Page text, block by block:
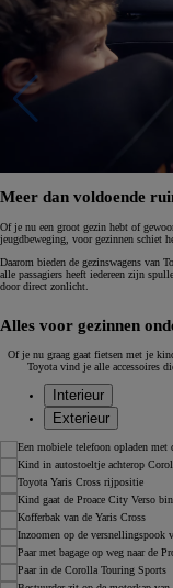
Meer dan voldoende
Of je nu een groot gezin hebt of
jeugdbeweging, voor gezinnen schiet
Daarom bieden de gezinswagens van
alle passagiers heeft iedereen zijn
door direct zonlicht.
Alles voor gezinnen
Of je nu graag gaat fietsen met je
Toyota vind je alle accessoires
Interieur
Exterieur